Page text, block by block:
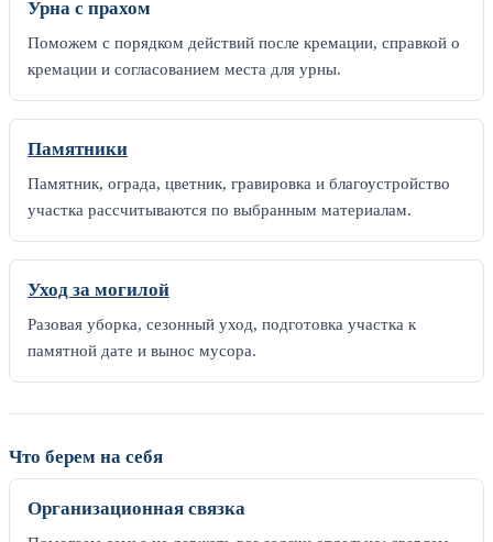
Урна с прахом
Поможем с порядком действий после кремации, справкой о
кремации и согласованием места для урны.
Памятники
Памятник, ограда, цветник, гравировка и благоустройство
участка рассчитываются по выбранным материалам.
Уход за могилой
Разовая уборка, сезонный уход, подготовка участка к
памятной дате и вынос мусора.
Что берем на себя
Организационная связка